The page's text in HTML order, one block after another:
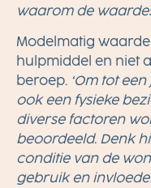
waarom de
Modelmatig
hulpmiddel en niet
beroep. ‘Om tot
ook een fysieke
diverse factoren
beoordeeld. Denk
conditie van de
gebruik en